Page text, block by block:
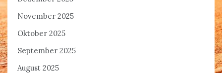
November 2025
Oktober 2025
September 2025
August 2025